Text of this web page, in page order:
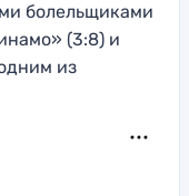
болельщиками
(3:8) и
из